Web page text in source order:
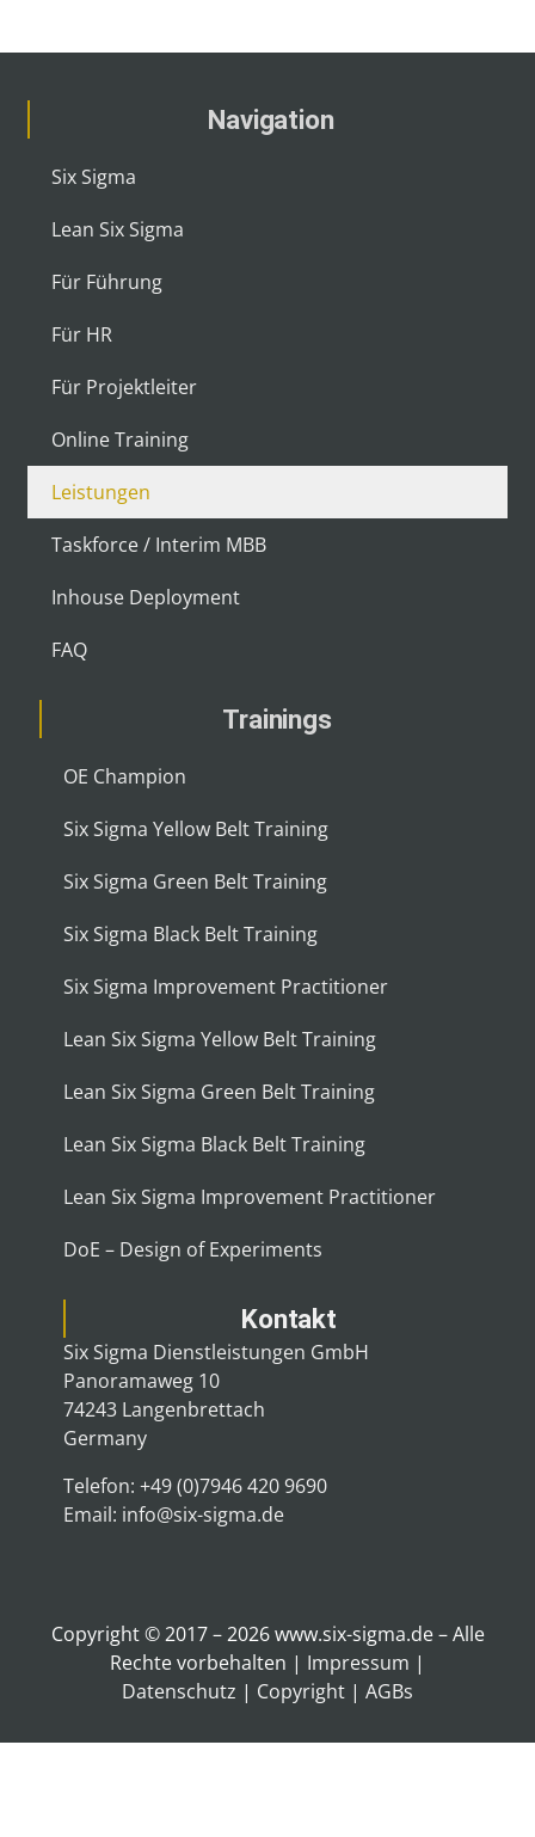
Navigation
Six Sigma
Lean Six Sigma
Für Führung
Für HR
Für Projektleiter
Online Training
Leistungen
Taskforce / Interim MBB
Inhouse Deployment
FAQ
Trainings
OE Champion
Six Sigma Yellow Belt Training
Six Sigma Green Belt Training
Six Sigma Black Belt Training
Six Sigma Improvement Practitioner
Lean Six Sigma Yellow Belt Training
Lean Six Sigma Green Belt Training
Lean Six Sigma Black Belt Training
Lean Six Sigma Improvement Practitioner
DoE – Design of Experiments
Kontakt
Six Sigma Dienstleistungen GmbH
Panoramaweg 10
74243 Langenbrettach
Germany
Telefon: +49 (0)7946 420 9690
Email: info@six-sigma.de
Copyright © 2017 – 2026 www.six-sigma.de – Alle
Rechte vorbehalten | Impressum |
Datenschutz | Copyright | AGBs